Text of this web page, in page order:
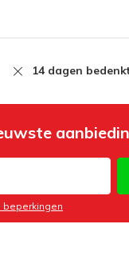
14 dagen
beperkingen